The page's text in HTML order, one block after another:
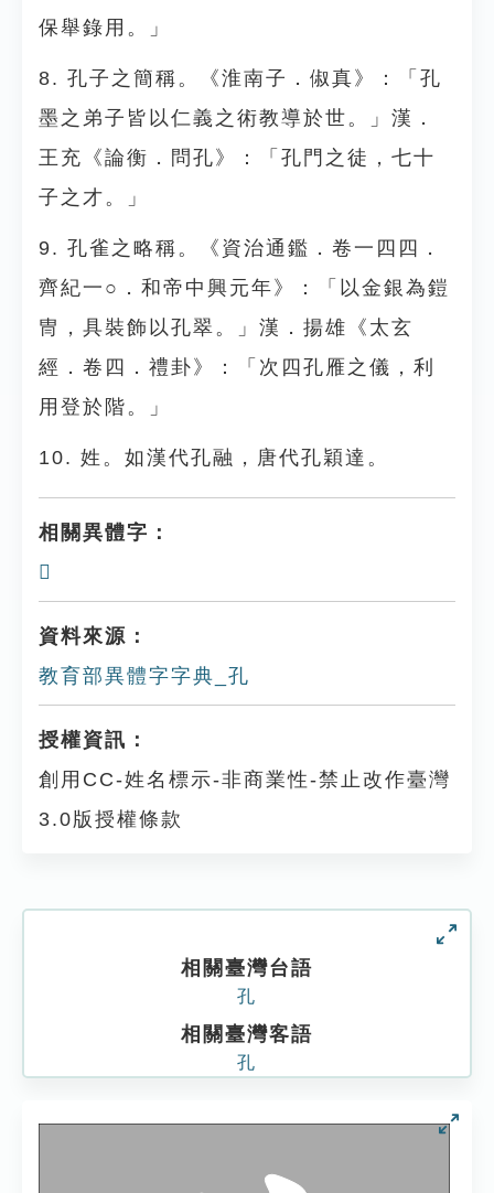
保舉錄用。」
8. 孔子之簡稱。《淮南子．俶真》：「孔
墨之弟子皆以仁義之術教導於世。」漢．
王充《論衡．問孔》：「孔門之徒，七十
子之才。」
9. 孔雀之略稱。《資治通鑑．卷一四四．
齊紀一○．和帝中興元年》：「以金銀為鎧
冑，具裝飾以孔翠。」漢．揚雄《太玄
經．卷四．禮卦》：「次四孔雁之儀，利
用登於階。」
10. 姓。如漢代孔融，唐代孔穎達。
相關異體字：
𡤿
資料來源：
教育部異體字字典_孔
授權資訊：
創用CC-姓名標示-非商業性-禁止改作臺灣
3.0版授權條款
相關臺灣台語
孔
相關臺灣客語
孔